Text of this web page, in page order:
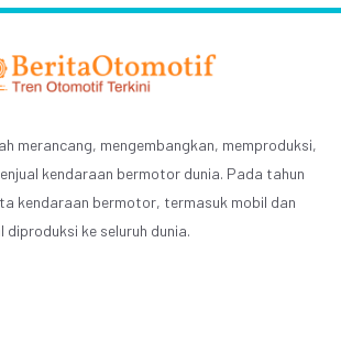
merancang, mengembangkan, memproduksi,
kendaraan bermotor dunia. Pada tahun
kendaraan bermotor, termasuk mobil dan
diproduksi ke seluruh dunia.